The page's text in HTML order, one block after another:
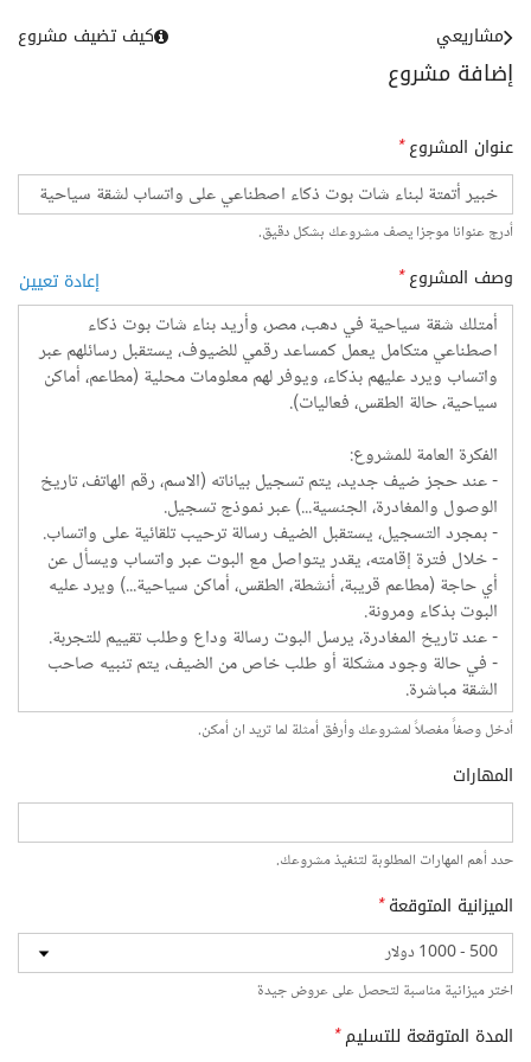
إضافة مشروع
مشاريعي كيف تضيف مشروع
عنوان المشروع*
أدرج عنوانا موجزا يصف مشروعك بشكل دقيق.
وصف المشروع* إعادة تعيين
أدخل وصفاً مفصلاً لمشروعك وأرفق أمثلة لما تريد ان أمكن.
المهارات
حدد أهم المهارات المطلوبة لتنفيذ مشروعك.
الميزانية المتوقعة*
اختر ميزانية مناسبة لتحصل على عروض جيدة
المدة المتوقعة للتسليم*